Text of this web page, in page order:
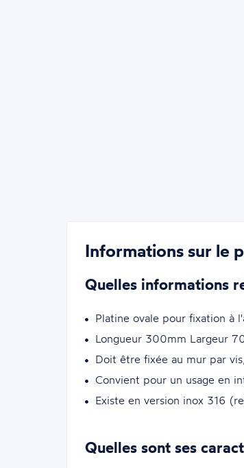
Informations sur le
Quelles informations
Platine ovale pour fixation à
Longueur 300mm Largeur
Doit être fixée au mur par
Convient pour un usage en
Existe en version inox 316
Quelles sont ses